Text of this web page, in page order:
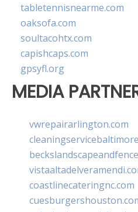
tabletennisnearme.com
oaksofa.com
soultacohtx.com
capishcaps.com
gpsyfl.org
MEDIA
vwrepairarlington.com
coastlinecateringnc.com